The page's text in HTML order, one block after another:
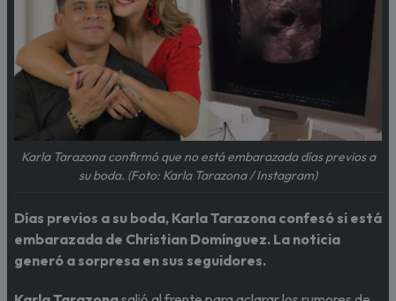
Karla Tarazona confirmó que no está embarazada días previos a
su boda. (Foto: Karla Tarazona / Instagram)
Días previos a su boda, Karla Tarazona confesó si está
embarazada de Christian Domínguez. La noticia
generó a sorpresa en sus seguidores.